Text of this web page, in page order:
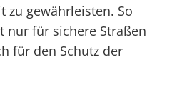
zu gewährleisten. So
für sichere Straßen
für den Schutz der